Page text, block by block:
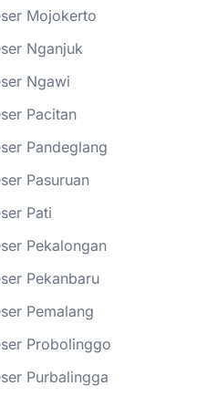
Mojokerto
Nganjuk
Ngawi
Pacitan
Pandeglang
Pasuruan
Pati
Pekalongan
Pekanbaru
Pemalang
Probolinggo
Purbalingga